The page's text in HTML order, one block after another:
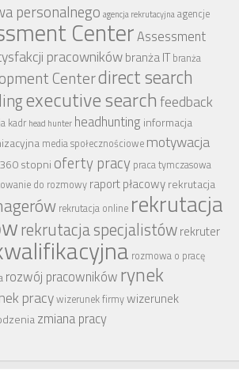
personalnego agencja rekrutacyjnaagencje
CenterAssessment
pracownikówbranża IT branża
Centerdirect search
executive searchfeedback
kadr head hunter headhunting informacja
media społecznościowe motywacja
stopni oferty pracy praca tymczasowa
do rozmowy raport płacowyrekrutacja
rekrutacja online rekrutacja
rekrutacja specjalistówrekruter
rozmowa o pracę
rozwój pracowników rynek
pracywizerunek firmywizerunek
zmiana pracy